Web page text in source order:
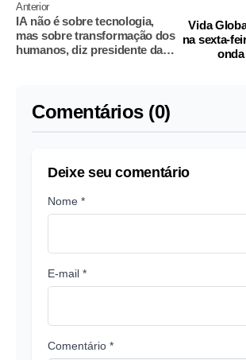
Anterior
IA não é sobre tecnologia,
mas sobre transformação dos
humanos, diz presidente da
Vida
na sexta-
Comentários (0)
Deixe seu comentário
Nome *
E-mail *
Comentário *